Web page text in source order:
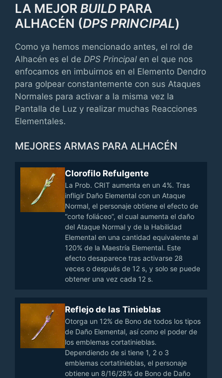
LA MEJOR BUILD PARA
ALHACÉN (DPS PRINCIPAL)
Como ya hemos mencionado antes, el rol de
Alhacén es el de DPS Principal en el que nos
enfocamos en imbuirnos en el Elemento Dendro
para golpear constantemente con sus Ataques
Normales para activar a la misma vez la
Pantalla de Luz y realizar muchas Reacciones
Elementales.
MEJORES ARMAS PARA ALHACÉN
Clorofilo Refulgente
La Prob. CRIT aumenta en un 4%. Tras
infligir Daño Elemental con un Ataque
Normal, el personaje obtiene el efecto de
“corte foliáceo”, el cual aumenta el daño
del Ataque Normal y de la Habilidad
Elemental en una cantidad equivalente al
120% de la Maestría Elemental. Este
efecto desaparece tras activarse 28
veces o después de 12 s, y solo se puede
obtener una vez cada 12 s.
Reflejo de las Tinieblas
Otorga un 12% de Bono de todos los tipos
de Daño Elemental, así como el poder de
los emblemas cortatinieblas.
Dependiendo de si tiene 1, 2 o 3
emblemas cortatinieblas, el personaje
obtiene un 8/16/28% de Bono de Daño